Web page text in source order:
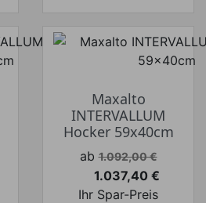
Maxalto
INTERVALLUM
Hocker 59x40cm
Verkaufspreis
ab 1.092,00 €
Preis
1.037,40 €
Ihr Spar-Preis